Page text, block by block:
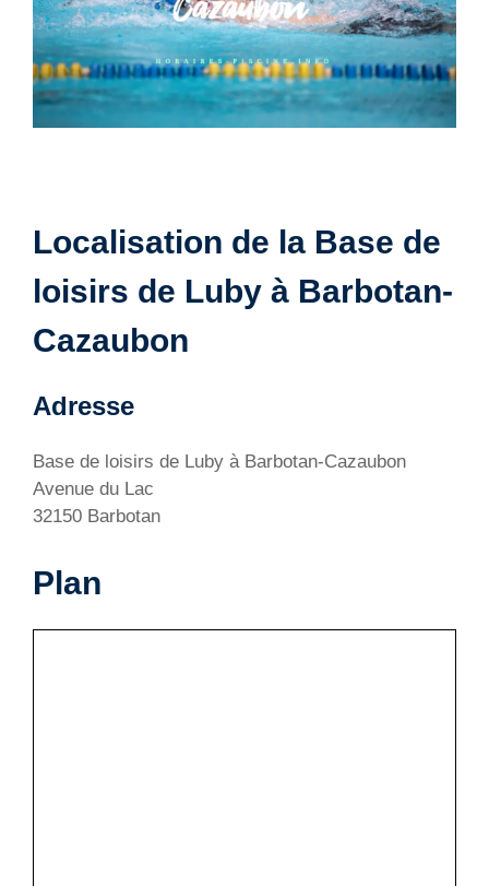
Localisation de la Base de
loisirs de Luby à Barbotan-
Cazaubon
Adresse
Base de loisirs de Luby à Barbotan-Cazaubon
Avenue du Lac
32150 Barbotan
Plan